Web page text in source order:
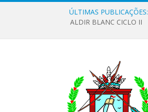
ÚLTIMAS PUBLICAÇÕES:
ALDIR BLANC CICLO II